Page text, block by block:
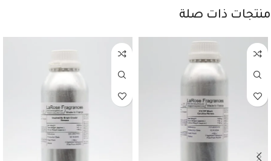
منتجات ذات صلة